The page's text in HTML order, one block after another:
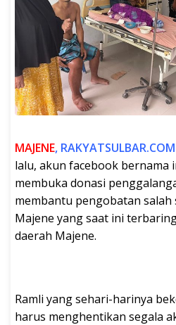
MAJENE, RAKYATSULBAR.COM
lalu, akun facebook bernama
membuka donasi
membantu pengobatan
Majene yang saat ini
daerah Majene.
Ramli yang sehari-harinya
harus menghentikan segala